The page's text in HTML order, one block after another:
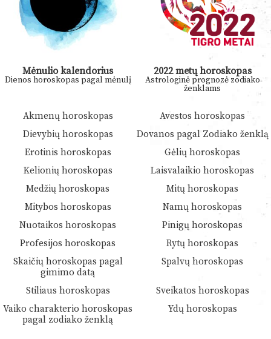
Mėnulio kalendorius
Dienos horoskopas pagal mėnulį
2022 metų horoskopas
Astrologinė prognozė zodiako
ženklams
Akmenų horoskopas
Avestos horoskopas
Dievybių horoskopas
Dovanos pagal Zodiako ženklą
Erotinis horoskopas
Gėlių horoskopas
Kelionių horoskopas
Laisvalaikio horoskopas
Medžių horoskopas
Mitų horoskopas
Mitybos horoskopas
Namų horoskopas
Nuotaikos horoskopas
Pinigų horoskopas
Profesijos horoskopas
Rytų horoskopas
Skaičių horoskopas pagal
gimimo datą
Spalvų horoskopas
Stiliaus horoskopas
Sveikatos horoskopas
Vaiko charakterio horoskopas
pagal zodiako ženklą
Ydų horoskopas